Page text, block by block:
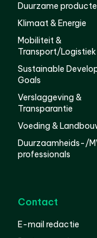
Duurzame
Klimaat & Energie
Mobiliteit &
Transport/Logistiek
Sustainable
Goals
Verslaggeving &
Transparantie
Voeding &
Duurzaamheids-/
professionals
Contact
E-mail redactie